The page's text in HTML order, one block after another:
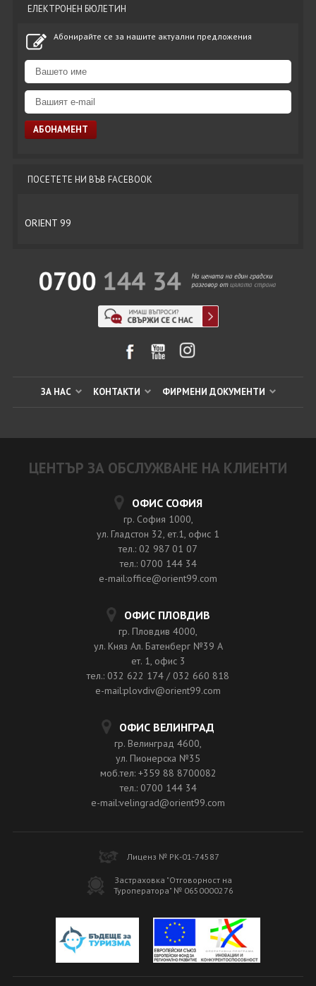
ЕЛЕКТРОНЕН БЮЛЕТИН
Абонирайте се за нашите актуални предложения
ПОСЕТЕТЕ НИ ВЪВ FACEBOOK
ORIENT 99
ЗА НАС КОНТАКТИ ФИРМЕНИ ДОКУМЕНТИ
ЦЕНТЪР ЗА ОБСЛУЖВАНЕ НА КЛИЕНТИ
ОФИС СОФИЯ
гр. София 1000,
ул. Гладстон 32, ет.1, офис 1
тел.: 02 987 01 07
тел.: 0700 144 34
e-mail:office@orient99.com
ОФИС ПЛОВДИВ
гр. Пловдив 4000,
ул. Княз Ал. Батенберг №39 A
ет. 1, офис 3
тел.: 032 622 174 / 032 660 818
e-mail:plovdiv@orient99.com
ОФИС ВЕЛИНГРАД
гр. Велинград 4600,
ул. Пионерска №35
моб.тел: +359 88 8700082
тел.: 0700 144 34
e-mail:velingrad@orient99.com
Лиценз № РК-01-74587
Застраховка "Отговорност на
Туроператора" № 0650000276